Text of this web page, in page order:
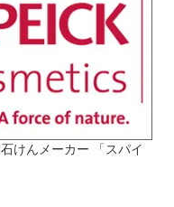
けんメーカー 「スパイ